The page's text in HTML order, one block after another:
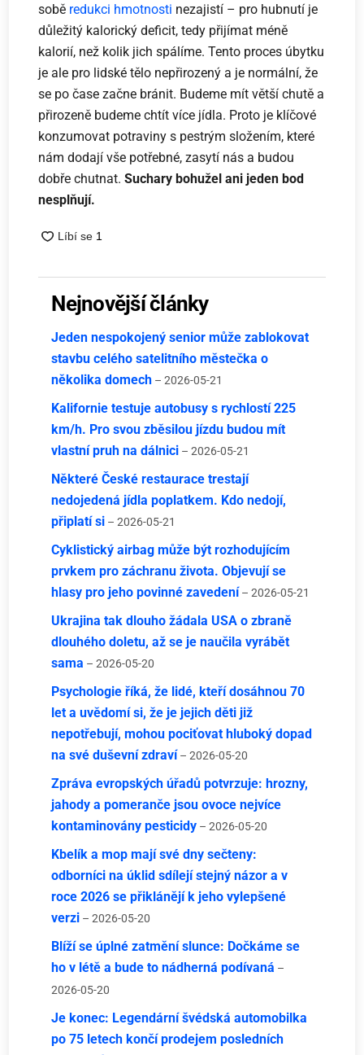
sobě redukci hmotnosti nezajistí – pro hubnutí je
důležitý kalorický deficit, tedy přijímat méně
kalorií, než kolik jich spálíme. Tento proces úbytku
je ale pro lidské tělo nepřirozený a je normální, že
se po čase začne bránit. Budeme mít větší chutě a
přirozeně budeme chtít více jídla. Proto je klíčové
konzumovat potraviny s pestrým složením, které
nám dodají vše potřebné, zasytí nás a budou
dobře chutnat.Suchary bohužel ani jeden bod
nesplňují.
Nejnovější články
Jeden nespokojený senior může zablokovat
stavbu celého satelitního městečka o
několika domech – 2026-05-21
Kalifornie testuje autobusy s rychlostí 225
km/h. Pro svou zběsilou jízdu budou mít
vlastní pruh na dálnici – 2026-05-21
Některé České restaurace trestají
nedojedená jídla poplatkem. Kdo nedojí,
připlatí si – 2026-05-21
Cyklistický airbag může být rozhodujícím
prvkem pro záchranu života. Objevují se
hlasy pro jeho povinné zavedení – 2026-05-21
Ukrajina tak dlouho žádala USA o zbraně
dlouhého doletu, až se je naučila vyrábět
sama – 2026-05-20
Psychologie říká, že lidé, kteří dosáhnou 70
let a uvědomí si, že je jejich děti již
nepotřebují, mohou pociťovat hluboký dopad
na své duševní zdraví – 2026-05-20
Zpráva evropských úřadů potvrzuje: hrozny,
jahody a pomeranče jsou ovoce nejvíce
kontaminovány pesticidy – 2026-05-20
Kbelík a mop mají své dny sečteny:
odborníci na úklid sdílejí stejný názor a v
roce 2026 se přiklánějí k jeho vylepšené
verzi – 2026-05-20
Blíží se úplné zatmění slunce: Dočkáme se
ho v létě a bude to nádherná podívaná –
2026-05-20
Je konec: Legendární švédská automobilka
po 75 letech končí prodejem posledních